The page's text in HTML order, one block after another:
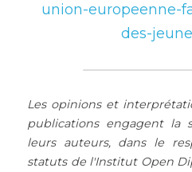
union-europeenne-
des-
Les opinions et
publications engagent la
leurs auteurs, dans le
statuts de l'Institut Open